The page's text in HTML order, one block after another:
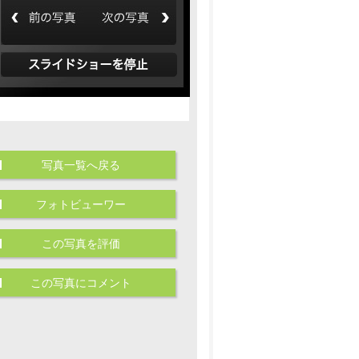
写真一覧へ戻る
フォトビューワー
この写真を評価
この写真にコメント